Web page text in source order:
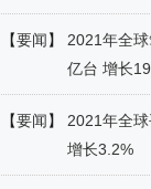
【要闻】
2021年全
亿台 增长
【要闻】
2021年全
增长3.2%